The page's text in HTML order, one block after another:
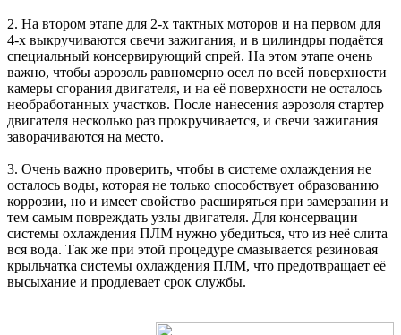
2. На втором этапе для 2-х тактных моторов и на первом для
4-х выкручиваются свечи зажигания, и в цилиндры подаётся
специальный консервирующий спрей. На этом этапе очень
важно, чтобы аэрозоль равномерно осел по всей поверхности
камеры сгорания двигателя, и на её поверхности не осталось
необработанных участков. После нанесения аэрозоля стартер
двигателя несколько раз прокручивается, и свечи зажигания
заворачиваются на место.
3. Очень важно проверить, чтобы в системе охлаждения не
осталось воды, которая не только способствует образованию
коррозии, но и имеет свойство расширяться при замерзании и
тем самым повреждать узлы двигателя. Для консервации
системы охлаждения ПЛМ нужно убедиться, что из неё слита
вся вода. Так же при этой процедуре смазывается резиновая
крыльчатка системы охлаждения ПЛМ, что предотвращает её
высыхание и продлевает срок службы.